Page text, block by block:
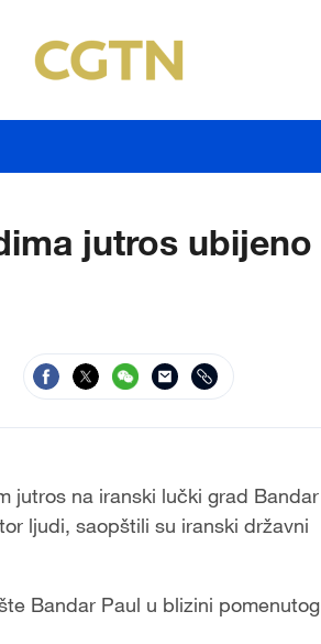
jutros ubijeno
jutros na iranski lučki grad Bandar
ljudi, saopštili su iranski državni
Bandar Paul u blizini pomenutog